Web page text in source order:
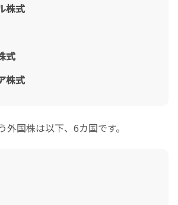
株式
式
株式
国株は以下、6カ国です。